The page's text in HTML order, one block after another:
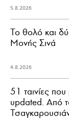
5.8.2026
Το θολό και
Μονής Σινά
4.8.2026
51 ταινίες
updated. Aπό